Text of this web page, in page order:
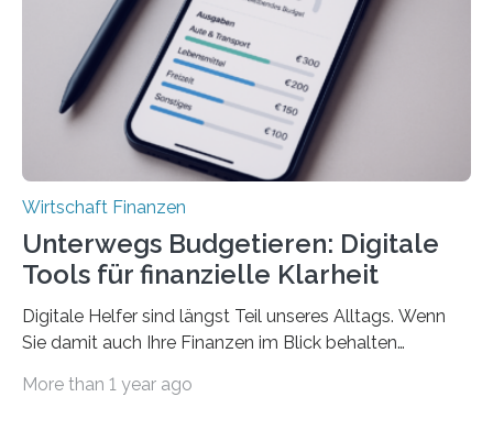
einmal die Hälfte aller Beschäftigten in der
Privatwirtschaft Urlaubsgeld. Zu diesem…
Wirtschaft Finanzen
Unterwegs Budgetieren: Digitale
Tools für finanzielle Klarheit
Digitale Helfer sind längst Teil unseres Alltags. Wenn
Sie damit auch Ihre Finanzen im Blick behalten
die genau das ermöglichen: Sie helfen Ihnen, Ausgaben
More than 1 year ago